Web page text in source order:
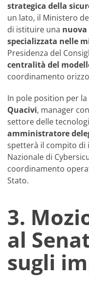
strategica della
un lato, il Ministero
di istituire una
specializzata nelle
Presidenza del
centralità del
coordinamento
In pole position per la
Quacivi, manager
settore delle
amministratore
spetterà il compito di
Nazionale di
coordinamento
Stato.
3.
al
sugli